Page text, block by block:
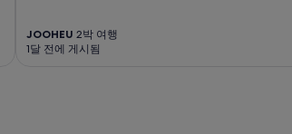
JOOHEU 2박 여행
1달 전에 게시됨